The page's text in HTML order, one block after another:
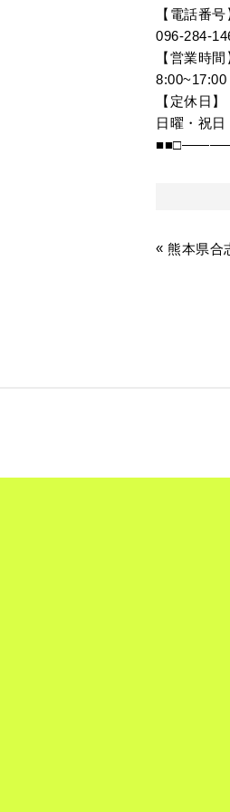
【電話番号
096-284-
【営業時間
8:00~17:00
【定休日】
日曜・祝日
«